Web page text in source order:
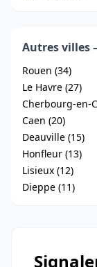
Autres villes
Rouen (34)
Le Havre (27)
Cherbourg-en-
Caen (20)
Deauville (15)
Honfleur (13)
Lisieux (12)
Dieppe (11)